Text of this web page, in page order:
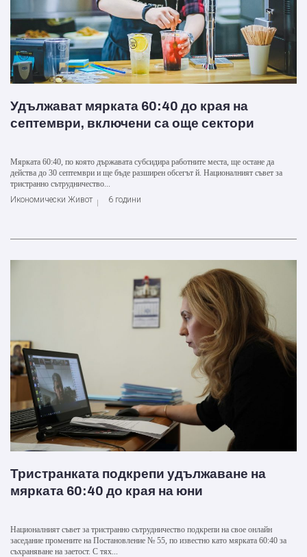
Удължават мярката 60:40 до края на
септември, включени са още сектори
Мярката 60:40, по която държавата субсидира работните места, ще остане да
действа до 30 септември и ще бъде разширен обсегът й. Националният съвет за
тристранно сътрудничество...
Икономически Живот
6 години
Тристранката подкрепи удължаване на
мярката 60:40 до края на юни
Националният съвет за тристранно сътрудничество подкрепи на свое онлайн
заседание промените на Постановление № 55, по известно като мярката 60:40 за
съхраняване на заетост. С тях...